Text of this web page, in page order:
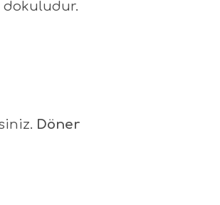
dokuludur.
Döner